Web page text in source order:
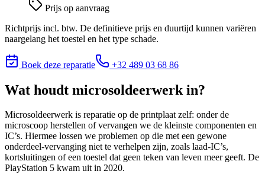
Prijs op aanvraag
Richtprijs incl. btw. De definitieve prijs en duurtijd kunnen variëren
naargelang het toestel en het type schade.
Boek deze reparatie +32 489 03 68 86
Wat houdt microsoldeerwerk in?
Microsoldeerwerk is reparatie op de printplaat zelf: onder de
microscoop herstellen of vervangen we de kleinste componenten en
IC’s. Hiermee lossen we problemen op die met een gewone
onderdeel-vervanging niet te verhelpen zijn, zoals laad-IC’s,
kortsluitingen of een toestel dat geen teken van leven meer geeft. De
PlayStation 5 kwam uit in 2020.